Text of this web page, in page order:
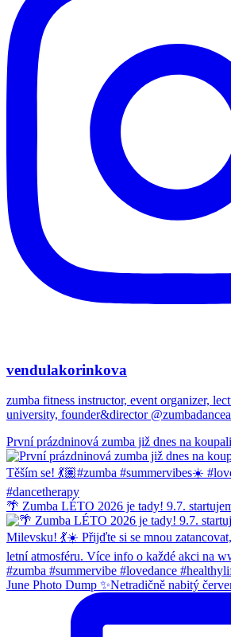
vendulakorinkova
zumba fitness instructor, event organizer,
university, founder&director
První prázdninová zumba již dnes na
🌴 Zumba LÉTO 2026 je tady! 9.7.
June Photo Dump ✨Netradičně nabitý